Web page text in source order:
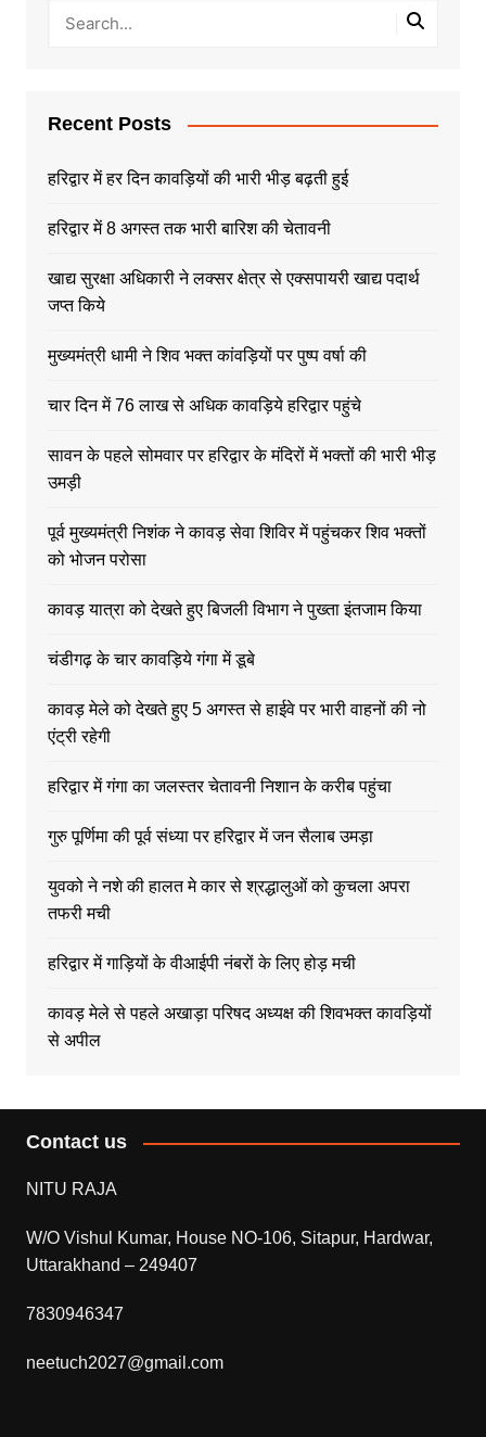
Recent Posts
हरिद्वार में हर दिन कावड़ियों की भारी भीड़ बढ़ती हुई
हरिद्वार में 8 अगस्त तक भारी बारिश की चेतावनी
खाद्य सुरक्षा अधिकारी ने लक्सर क्षेत्र से एक्सपायरी खाद्य पदार्थ
जप्त किये
मुख्यमंत्री धामी ने शिव भक्त कांवड़ियों पर पुष्प वर्षा की
चार दिन में 76 लाख से अधिक कावड़िये हरिद्वार पहुंचे
सावन के पहले सोमवार पर हरिद्वार के मंदिरों में भक्तों की भारी भीड़
उमड़ी
पूर्व मुख्यमंत्री निशंक ने कावड़ सेवा शिविर में पहुंचकर शिव भक्तों
को भोजन परोसा
कावड़ यात्रा को देखते हुए बिजली विभाग ने पुख्ता इंतजाम किया
चंडीगढ़ के चार कावड़िये गंगा में डूबे
कावड़ मेले को देखते हुए 5 अगस्त से हाईवे पर भारी वाहनों की नो
एंट्री रहेगी
हरिद्वार में गंगा का जलस्तर चेतावनी निशान के करीब पहुंचा
गुरु पूर्णिमा की पूर्व संध्या पर हरिद्वार में जन सैलाब उमड़ा
युवको ने नशे की हालत मे कार से श्रद्धालुओं को कुचला अपरा
तफरी मची
हरिद्वार में गाड़ियों के वीआईपी नंबरों के लिए होड़ मची
कावड़ मेले से पहले अखाड़ा परिषद अध्यक्ष की शिवभक्त कावड़ियों
से अपील
Contact us
NITU RAJA
W/O Vishul Kumar, House NO-106, Sitapur, Hardwar,
Uttarakhand – 249407
7830946347
neetuch2027@gmail.com